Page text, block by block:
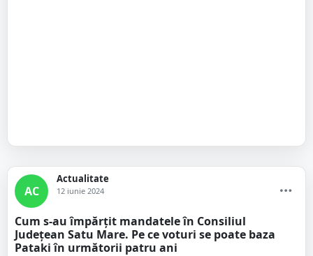
AC
Actualitate
12 iunie 2024
Cum s-au împărțit mandatele în Consiliul
Județean Satu Mare. Pe ce voturi se poate baza
Pataki în următorii patru ani